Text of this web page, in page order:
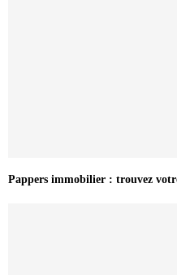
Pappers immobilier : trouvez